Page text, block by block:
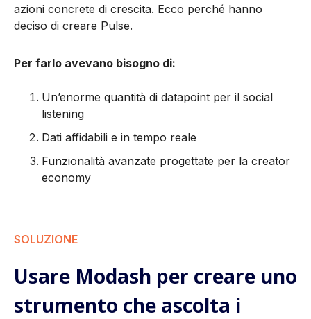
azioni concrete di crescita. Ecco perché hanno
deciso di creare Pulse.
Per farlo avevano bisogno di:
Un’enorme quantità di datapoint per il social
listening
Dati affidabili e in tempo reale
Funzionalità avanzate progettate per la creator
economy
SOLUZIONE
Usare Modash per creare uno
strumento che ascolta i